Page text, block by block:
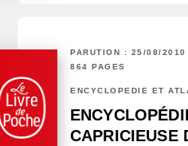
PARUTION : 25/08/2010
864 PAGES
ENCYCLOPÉDIE ET
CAPRICIEUSE